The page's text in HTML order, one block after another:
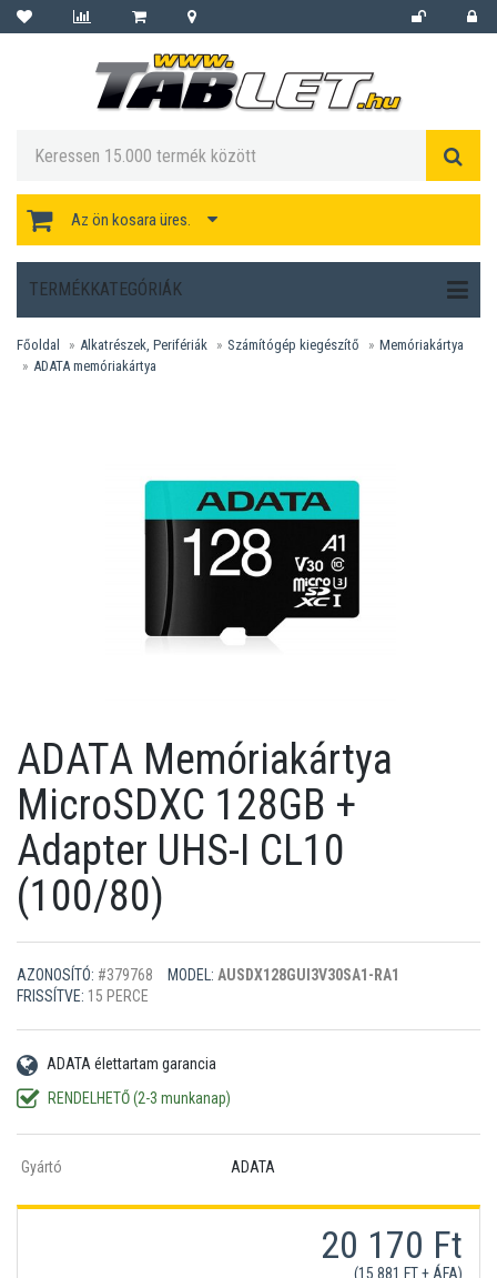
Az ön kosara üres.
TERMÉKKATEGÓRIÁK
Főoldal Alkatrészek, Perifériák Számítógép kiegészítő
Memóriakártya
ADATA memóriakártya
ADATA Memóriakártya
MicroSDXC 128GB +
Adapter UHS-I CL10
(100/80)
AZONOSÍTÓ: #379768 MODEL: AUSDX128GUI3V30SA1-RA1
FRISSÍTVE: 15 PERCE
ADATA élettartam garancia
RENDELHETŐ (2-3 munkanap)
Gyártó ADATA
20 170 Ft
(15 881 FT + ÁFA)